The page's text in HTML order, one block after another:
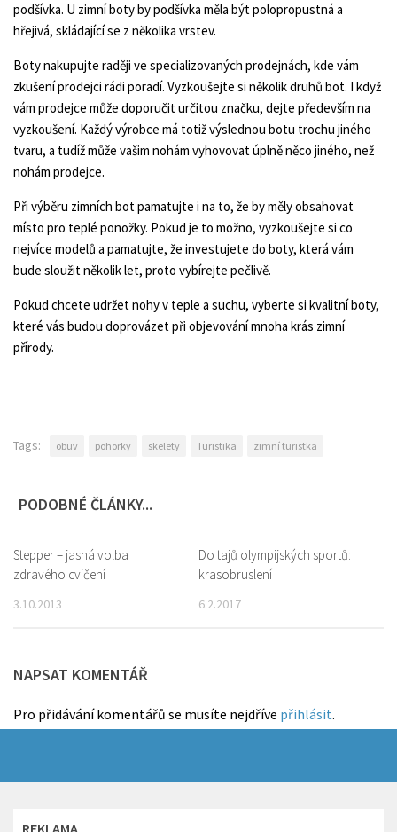
podšívka. U zimní boty by podšívka měla být polopropustná a
hřejivá, skládající se z několika vrstev.
Boty nakupujte raději ve specializovaných prodejnách, kde vám
zkušení prodejci rádi poradí. Vyzkoušejte si několik druhů bot. I když
vám prodejce může doporučit určitou značku, dejte především na
vyzkoušení. Každý výrobce má totiž výslednou botu trochu jiného
tvaru, a tudíž může vašim nohám vyhovovat úplně něco jiného, než
nohám prodejce.
Při výběru zimních bot pamatujte i na to, že by měly obsahovat
místo pro teplé ponožky. Pokud je to možno, vyzkoušejte si co
nejvíce modelů a pamatujte, že investujete do boty, která vám
bude sloužit několik let, proto vybírejte pečlivě.
Pokud chcete udržet nohy v teple a suchu, vyberte si kvalitní boty,
které vás budou doprovázet při objevování mnoha krás zimní
přírody.
Tags: obuv pohorky skelety Turistika zimní turistka
PODOBNÉ ČLÁNKY...
Stepper – jasná volba
zdravého cvičení
3.10.2013
Do tajů olympijských sportů:
krasobruslení
6.2.2017
NAPSAT KOMENTÁŘ
Pro přidávání komentářů se musíte nejdříve přihlásit.